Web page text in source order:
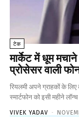
टेक
मार्केट में धूम
प्रोसेसर वाली
रियलमी अपने ग्राहकों के
स्मार्टफोन को इसी महीने
VIVEK YADAV -